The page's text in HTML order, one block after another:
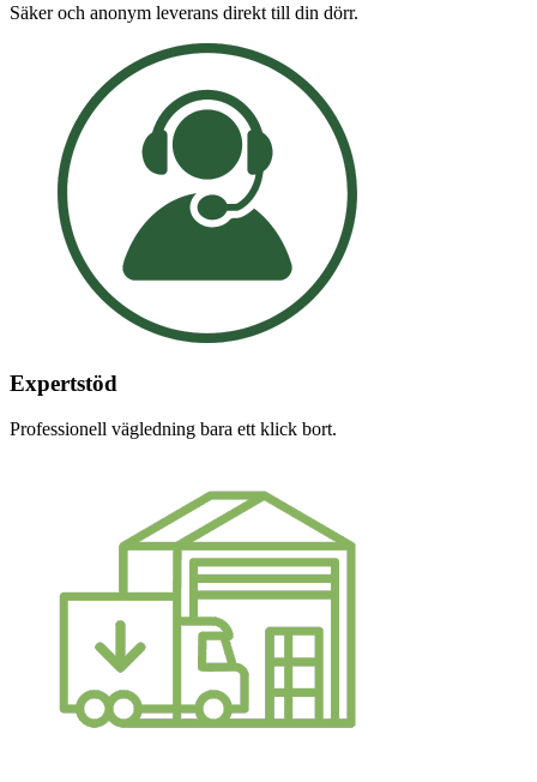
Säker och anonym leverans direkt till din dörr.
Expertstöd
Professionell vägledning bara ett klick bort.